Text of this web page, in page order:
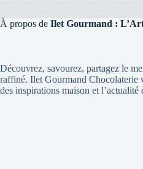
À propos de Ilet Gourmand :
Découvrez, savourez, partagez le
raffiné. Ilet Gourmand Chocolaterie
des inspirations maison et